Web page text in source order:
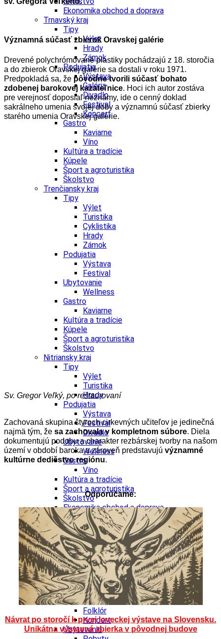
Ekonomika obchod a doprava
Trnavský kraj
Tipy
Výlet
Hrady
Zámok
Podujatia
Výstava
Galéria
Divadlo
Festival
Koncert
Gastro
Kaviarne
Víno
Kultúra a tradície
Kúpele
Šport a agroturistika
Školstvo
Trenčiansky kraj
Tipy
Výlet
Turistika
Cyklistika
Hrady
Zámok
Podujatia
Výstava
Festival
Ubytovanie
Wellness
Gastro
Kaviarne
Kultúra a tradície
Kúpele
Šport a agroturistika
Školstvo
Nitriansky kraj
Tipy
Výlet
Turistika
Hrady
Podujatia
Výstava
Festival
Divadlo
Ubytovanie
Wellness
Gastro
Víno
Kultúra a tradície
Šport a agroturistika
Školstvo
Ekonomika obchod a doprava
Žilinský kraj
Tipy
Výlet
Turistika
Cyklistika
Hrady
Podujatia
Výstava
Galéria
Festival
Folklór
Koncert
Ubytovanie
Významná súčasť zbierok Oravskej galérie
Drevené polychrómované plastiky pochádzajú z 18. storočia
a do zbierok Oravskej galérie sa dostali v roku 1971.
Predpokladá sa, že pôvodne tvorili súčasť bohato
zdobenej barokovej kazateľnice. Hoci ich autor zostáva
pre verejnosť doposiaľ neznámy, ide o cenný doklad
sakrálneho umenia svojej doby a významnú súčasť zbierky
starého umenia Oravskej galérie.
Sv. Gregor Veľký, po reštaurovaní
Zachovaná skupina štyroch cirkevných učiteľov je jedinečná
najmä tým, že sa zachovala v kompletnom súbore. Diela
dokumentujú podobu a charakter rezbárskej tvorby na našom
území v období baroka a zároveň predstavujú významné
kultúrne dedičstvo regiónu.
Odporúčame:
Návrat po storočí k prvej loveckej výstave na Slovensku.
Unikátna výstavná zbierka v pôvodnej budove